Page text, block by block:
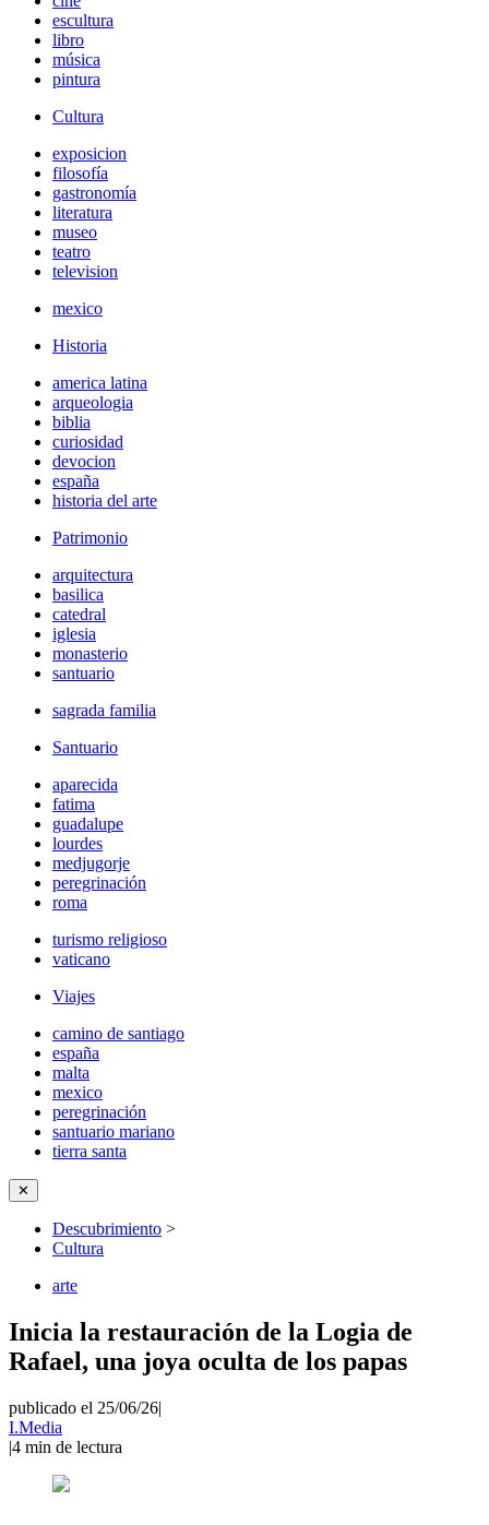
escultura
libro
música
pintura
Cultura
exposicion
filosofía
gastronomía
literatura
museo
teatro
television
mexico
Historia
america latina
arqueologia
biblia
curiosidad
devocion
españa
historia del arte
Patrimonio
arquitectura
basilica
catedral
iglesia
monasterio
santuario
sagrada familia
Santuario
aparecida
fatima
guadalupe
lourdes
medjugorje
peregrinación
roma
turismo religioso
vaticano
Viajes
camino de santiago
españa
malta
mexico
peregrinación
santuario mariano
tierra santa
✕
Descubrimiento >
Cultura
arte
Inicia la restauración de la Logia de
Rafael, una joya oculta de los papas
publicado el 25/06/26|
I.Media
|4 min de lectura